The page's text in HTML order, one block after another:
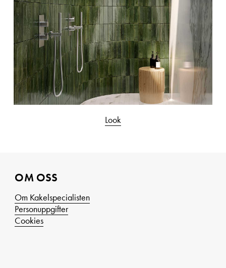
Look
OM OSS
Om Kakelspecialisten
Personuppgifter
Cookies